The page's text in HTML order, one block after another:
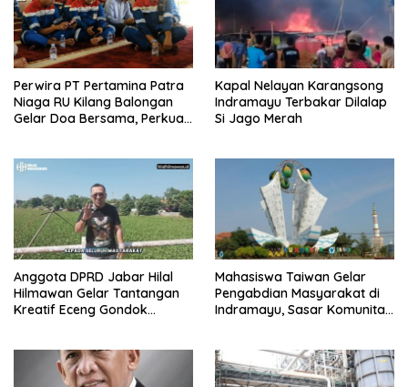
Perwira PT Pertamina Patra
Niaga RU Kilang Balongan
Gelar Doa Bersama, Perkuat
Kapal Nelayan Karangsong
Indramayu Terbakar Dilalap
Si Jago Merah
Anggota DPRD Jabar Hilal
Hilmawan Gelar Tantangan
Kreatif Eceng Gondok
Mahasiswa Taiwan Gelar
Pengabdian Masyarakat di
Indramayu, Sasar Komunitas